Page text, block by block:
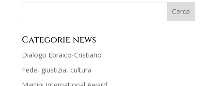
Categorie news
Dialogo Ebraico-Cristiano
Fede, giustizia, cultura